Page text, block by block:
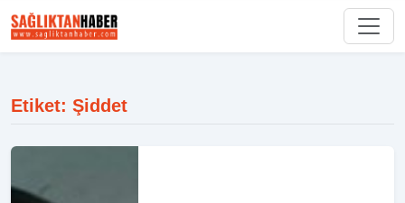
Etiket: Şiddet